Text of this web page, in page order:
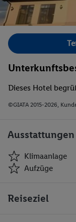
Bild 1 von 8.
Dieses Hotel
©GIATA 2015-2026,
Ausstattungen
Klimaanlage
Aufzüge
Aufzüge
Reiseziel